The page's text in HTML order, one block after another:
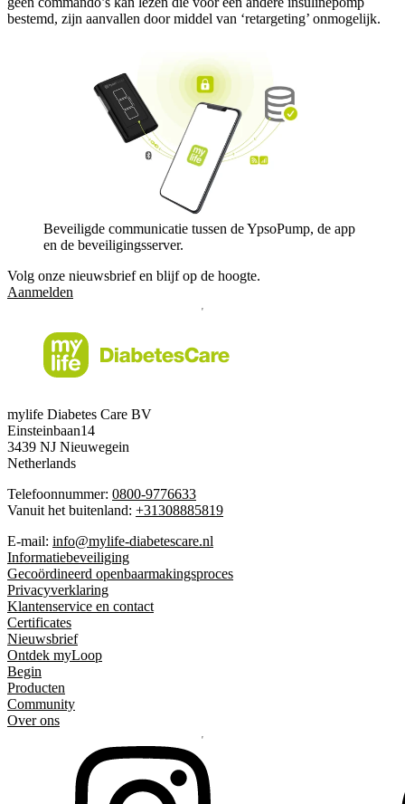
bestemd, zijn aanvallen door middel van ‘retargeting’ onmogelijk.
Beveiligde communicatie tussen de YpsoPump, de app
en de beveiligingsserver.
Volg onze nieuwsbrief en blijf op de hoogte.
Aanmelden
mylife Diabetes Care BV
Einsteinbaan14
3439 NJ Nieuwegein
Netherlands
Telefoonnummer: 0800-9776633
Vanuit het buitenland: +31308885819
E-mail: info@mylife-diabetescare.nl
Informatiebeveiliging
Gecoördineerd openbaarmakingsproces
Privacyverklaring
Klantenservice en contact
Certificates
Nieuwsbrief
Ontdek myLoop
Begin
Producten
Community
Over ons